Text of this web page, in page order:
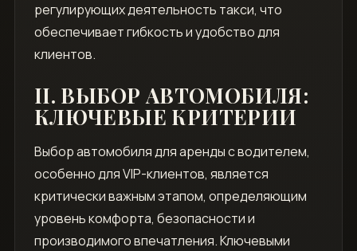
регулирующих деятельность такси, что
обеспечивает гибкость и удобство для
клиентов.
II. ВЫБОР АВТОМОБИЛЯ:
КЛЮЧЕВЫЕ КРИТЕРИИ
Выбор автомобиля для аренды с водителем,
особенно для VIP-клиентов, является
критически важным этапом, определяющим
уровень комфорта, безопасности и
производимого впечатления. Ключевыми